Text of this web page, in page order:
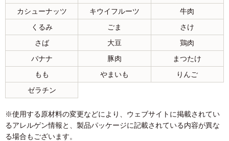
カシューナッツ
キウイフルーツ
牛肉
くるみ
ごま
さけ
さば
大豆
鶏肉
バナナ
豚肉
まつたけ
もも
やまいも
りんご
ゼラチン
※使用する原材料の変更などにより、ウェブサイトに掲載されてい
るアレルゲン情報と、製品パッケージに記載されている内容が異な
る場合もございます。